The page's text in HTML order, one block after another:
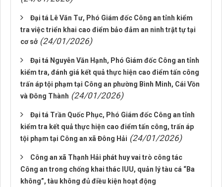
Đại tá Lê Văn Tư, Phó Giám đốc Công an tỉnh kiểm
tra việc triển khai cao điểm bảo đảm an ninh trật tự tại
cơ sở (24/01/2026)
Đại tá Nguyễn Văn Hạnh, Phó Giám đốc Công an tỉnh
kiểm tra, đánh giá kết quả thực hiện cao điểm tấn công
trấn áp tội phạm tại Công an phường Bình Minh, Cái Vồn
và Đông Thành (24/01/2026)
Đại tá Trần Quốc Phục, Phó Giám đốc Công an tỉnh
kiểm tra kết quả thực hiện cao điểm tấn công, trấn áp
tội phạm tại Công an xã Đông Hải (24/01/2026)
Công an xã Thạnh Hải phát huy vai trò công tác
Công an trong chống khai thác IUU, quản lý tàu cá “Ba
không”, tàu không đủ điều kiện hoạt động